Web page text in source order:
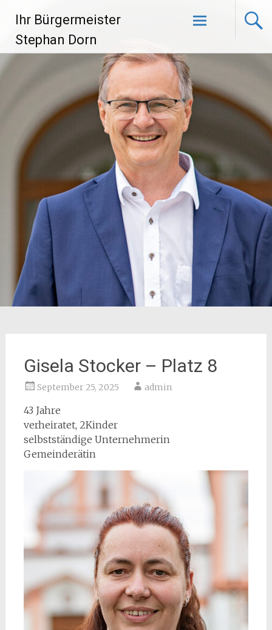
Inhalt
springen
Ihr Bürgermeister
Stephan Dorn
Gisela Stocker – Platz 8
September 25, 2025 admin
43 Jahre
verheiratet, 2Kinder
selbstständige Unternehmerin
Gemeinderätin